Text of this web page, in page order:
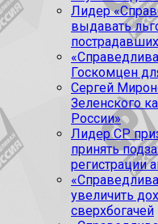
Лидер
выдавать
Госкомцен
Сергей
Зеленского
России»
Лидер СР
принять
регистрации
увеличить
сверхбогачей